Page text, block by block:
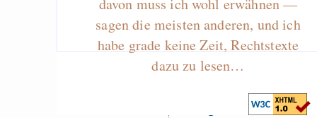
davon muss ich wohl erwähnen —
sagen die meisten anderen, und ich
habe grade keine Zeit, Rechtstexte
dazu zu lesen…
Rissen
Curb impacts
programming to
Es gibt Fakten